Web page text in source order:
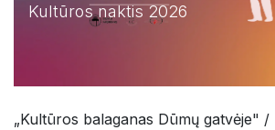
Kultūros naktis 2026
„Kultūros balaganas Dūmų gatvėje"